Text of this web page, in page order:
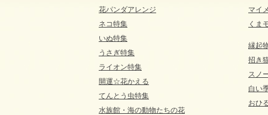
花パンダアレンジ
ネコ特集
いぬ特集
うさぎ特集
ライオン特集
開運☆花かえる
てんとう虫特集
水族館・海の動物たちの花
マイ
くま
縁起
招き
スノ
白い
おひ